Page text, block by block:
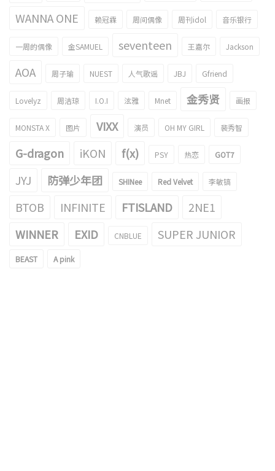
WANNA ONE 赖冠霖 周间偶像 周刊idol 音乐银行
一周的偶像 金SAMUEL seventeen 王嘉尔 Jackson
AOA 周子瑜 NUEST 人气歌谣 JBJ Gfriend
Lovelyz 周洁琼 I.O.I 泫雅 Mnet 金秀贤 画报
MONSTA X 图片 VIXX 演员 OH MY GIRL 裴秀智
G-dragon iKON f(x) PSY 热恋 GOT7
JYJ 防弹少年团 SHINee Red Velvet 李敏镐
BTOB INFINITE FTISLAND
2NE1
WINNER
EXID CNBLUE SUPER JUNIOR
BEAST A pink